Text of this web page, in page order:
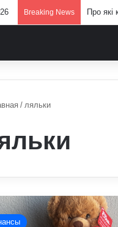
Breaking News Про які
/ ляльки